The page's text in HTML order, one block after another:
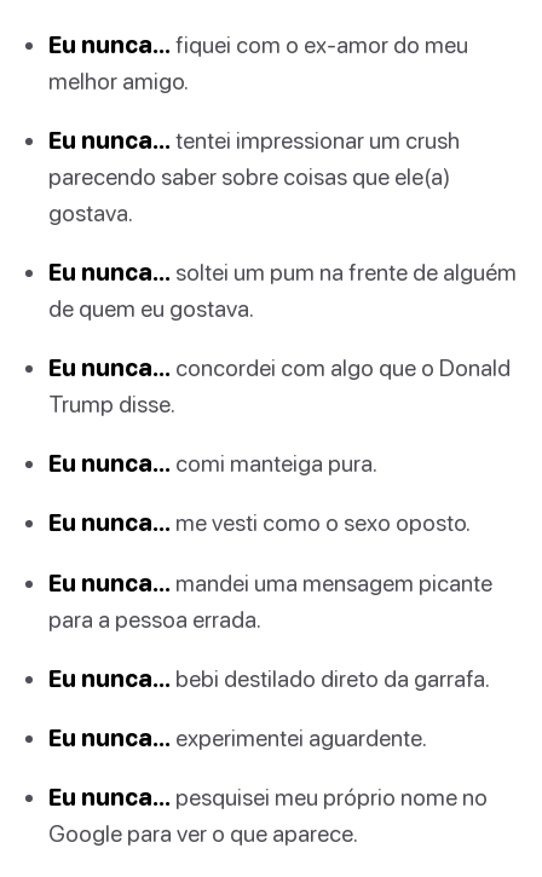
Eu nunca… fiquei com o ex-amor do meu
melhor amigo.
Eu nunca… tentei impressionar um crush
parecendo saber sobre coisas que ele(a)
gostava.
Eu nunca… soltei um pum na frente de alguém
de quem eu gostava.
Eu nunca… concordei com algo que o Donald
Trump disse.
Eu nunca… comi manteiga pura.
Eu nunca… me vesti como o sexo oposto.
Eu nunca… mandei uma mensagem picante
para a pessoa errada.
Eu nunca… bebi destilado direto da garrafa.
Eu nunca… experimentei aguardente.
Eu nunca… pesquisei meu próprio nome no
Google para ver o que aparece.